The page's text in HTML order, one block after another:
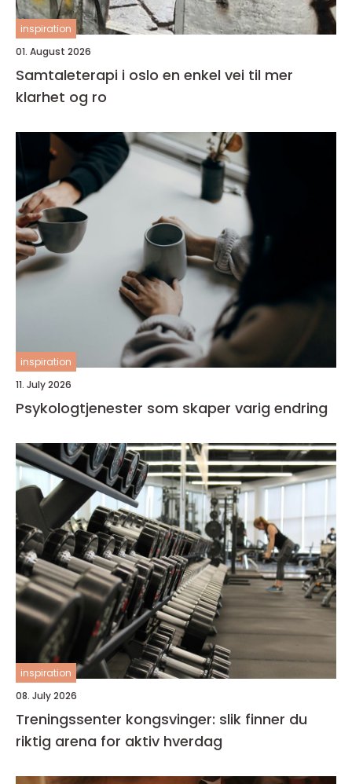
inspiration
01. August 2026
Samtaleterapi i oslo en enkel vei til mer
klarhet og ro
inspiration
11. July 2026
Psykologtjenester som skaper varig endring
inspiration
08. July 2026
Treningssenter kongsvinger: slik finner du
riktig arena for aktiv hverdag